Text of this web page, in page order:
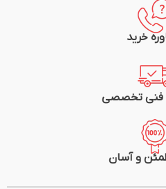
خرید
فنی تخصصی
و آسان